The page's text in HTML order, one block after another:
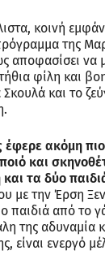
κοινή
της
αποφασίσει να
φίλη και
και το
έφερε ακόμη
και
τα δύο
με την Έρση
παιδιά από το
της αδυναμία
είναι ενεργό